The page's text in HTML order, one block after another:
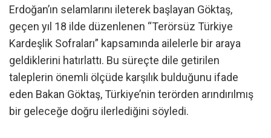
Erdoğan’ın selamlarını ileterek başlayan Göktaş,
geçen yıl 18 ilde düzenlenen “Terörsüz Türkiye
Kardeşlik Sofraları” kapsamında ailelerle bir araya
geldiklerini hatırlattı. Bu süreçte dile getirilen
taleplerin önemli ölçüde karşılık bulduğunu ifade
eden Bakan Göktaş, Türkiye’nin terörden arındırılmış
bir geleceğe doğru ilerlediğini söyledi.